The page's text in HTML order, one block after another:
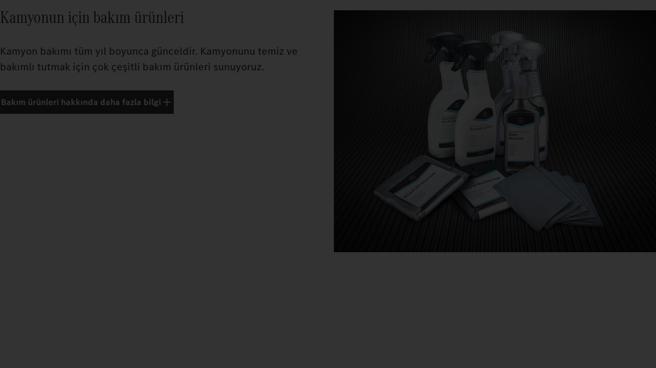
Kamyonun için bakım ürünleri
Kamyon bakımı tüm yıl boyunca günceldir. Kamyonunu temiz ve
bakımlı tutmak için çok çeşitli bakım ürünleri sunuyoruz.
Bakım ürünleri hakkında daha fazla bilgi